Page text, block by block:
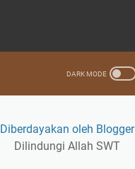
Diberdayakan oleh Blogger
Dilindungi Allah SWT